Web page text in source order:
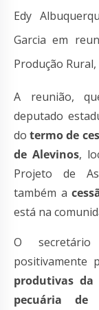
Edy
Garcia em
Produção
A reunião,
deputado
dotermo de
de Alevinos,
Projeto de
também a
está na
O
positivamente
produtivas
pecuária de